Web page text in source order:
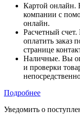
Картой онлайн.
компании с
онлайн.
Расчетный
оплатить заказ
странице
Наличные. Вы
и проверки
Подробнее
Уведомить о